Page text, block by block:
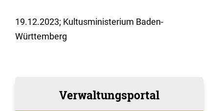
19.12.2023; Kultusministerium Baden-
Württemberg
Verwaltungsportal